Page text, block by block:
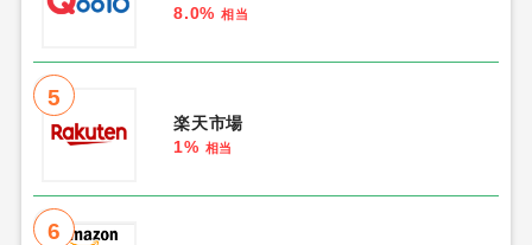
8.0% 相当
5
楽天市場
1% 相当
6